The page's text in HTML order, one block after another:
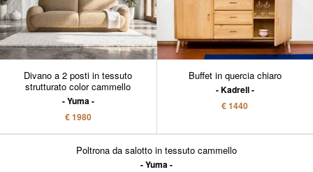
Divano a 2 posti in tessuto
strutturato color cammello
Yuma
€ 1980
Buffet in quercia chiaro
Kadrell
€ 1440
Poltrona da salotto in tessuto cammello
Yuma